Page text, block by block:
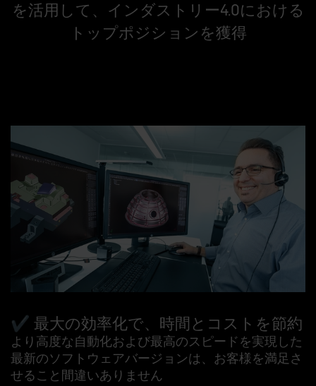
を活用して、インダストリー4.0における
トップポジションを獲得
✔️ 最大の効率化で、時間とコストを節約
より高度な自動化および最高のスピードを実現した
最新のソフトウェアバージョンは、お客様を満足さ
せること間違いありません